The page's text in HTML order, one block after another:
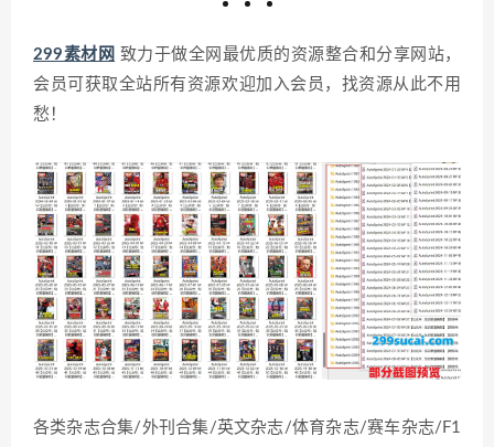
299素材网 致力于做全网最优质的资源整合和分享网站，
会员可获取全站所有资源欢迎加入会员，找资源从此不用
愁！
各类杂志合集/外刊合集/英文杂志/体育杂志/赛车杂志/F1